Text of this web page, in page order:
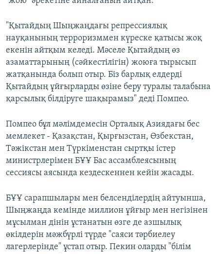
"Қытайдың Шыңжаңдағы репрессиялық
науқанының терроризммен күреске қатысы жоқ
екенін айтқым келеді. Мәселе Қытайдың өз
азаматтарының (сәйкестілігін) жоюға тырысып
жатқанында болып отыр. Біз барлық елдерді
Қытайдың ұйғырларды өзіне беру туралы талабына
қарсылық білдіруге шақырамыз" деді Помпео.
Помпео бұл мәлімдемесін Орталық Азиядағы бес
мемлекет - Қазақстан, Қырғызстан, Өзбекстан,
Тәжікстан мен Түркіменстан сыртқы істер
министрлерімен БҰҰ Бас ассамблеясының
сессиясы аясында кездескеннен кейін жасады.
БҰҰ сарапшылары мен белсенділердің айтуынша,
Шыңжаңда кемінде миллион ұйғыр мен негізінен
мұсылман дінін ұстанатын өзге де азшылық
өкілдерін мәжбүрлі түрде "саяси тәрбиелеу
лагерлерінде" ұстап отыр. Пекин оларды "білім